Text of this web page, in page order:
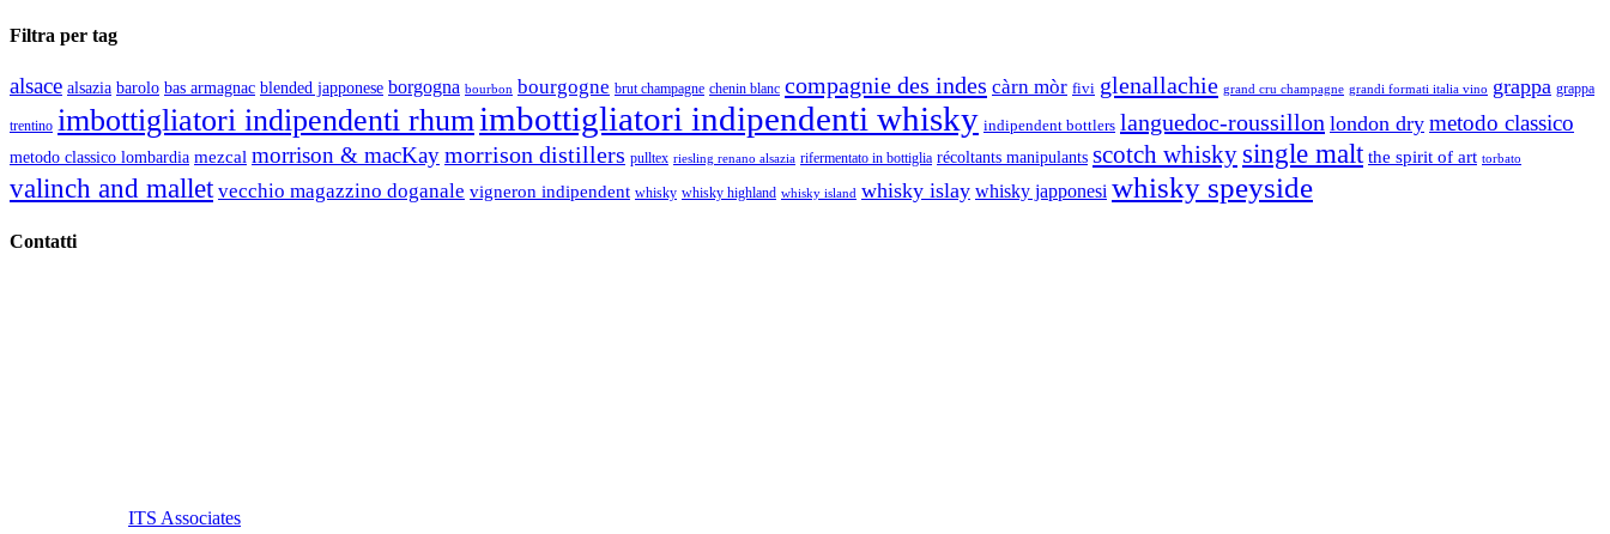
Filtra per tag
alsace alsazia barolo bas armagnac blended japponese borgogna bourbon bourgogne brut champagne chenin blanc compagnie des indes càrn mòr fivi glenallachie grand cru champagne grandi formati italia vino grappa grappa
trentino imbottigliatori indipendenti rhumimbottigliatori indipendenti whisky indipendent bottlers languedoc-roussillon london dry metodo classico
metodo classico lombardia mezcal morrison & macKaymorrison distillers pulltex riesling renano alsazia rifermentato in bottiglia récoltants manipulants scotch whisky single malt the spirit of art torbato
valinch and mallet vecchio magazzino doganale vigneron indipendent whisky whisky highland whisky island whisky islay whisky japponesi whisky speyside
Contatti
ITS Associates